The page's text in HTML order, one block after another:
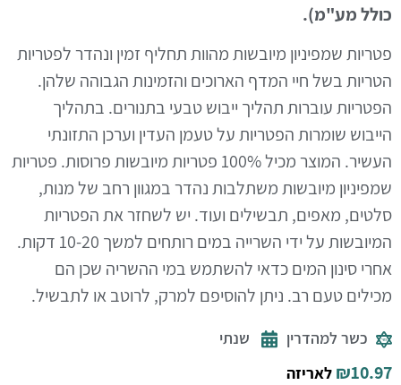
כולל מע"מ).
פטריות שמפיניון מיובשות מהוות תחליף זמין ונהדר לפטריות
הטריות בשל חיי המדף הארוכים והזמינות הגבוהה שלהן.
הפטריות עוברות תהליך ייבוש טבעי בתנורים. בתהליך
הייבוש שומרות הפטריות על טעמן העדין וערכן התזונתי
העשיר. המוצר מכיל 100% פטריות מיובשות פרוסות. פטריות
שמפיניון מיובשות משתלבות נהדר במגוון רחב של מנות,
סלטים, מאפים, תבשילים ועוד. יש לשחזר את הפטריות
המיובשות על ידי השרייה במים רותחים למשך 10-20 דקות.
אחרי סינון המים כדאי להשתמש במי ההשריה שכן הם
מכילים טעם רב. ניתן להוסיפם למרק, לרוטב או לתבשיל.
כשר למהדרין שנתי
₪10.97 לאריזה